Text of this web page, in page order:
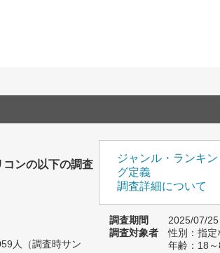
コンの以下の調査
ジャンル・ランキン
グ定義
調査詳細について
人（調査時サン
調査期間
2025/07/
調査対象者
性別：指定
年齢：18